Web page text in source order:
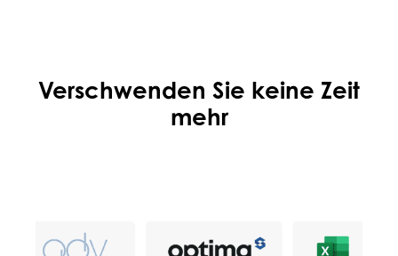
Verschwenden Sie keine Zeit
mehr